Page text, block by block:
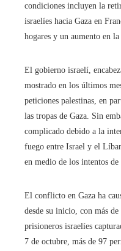
condiciones incluyen la
israelíes hacia Gaza en
hogares y un aumento en
El gobierno israelí,
mostrado en los últimos
peticiones palestinas, en
las tropas de Gaza. Sin
complicado debido a la
fuego entre Israel y el
en medio de los intentos de
El conflicto en Gaza ha
desde su inicio, con más
prisioneros israelíes
7 de octubre, más de 97